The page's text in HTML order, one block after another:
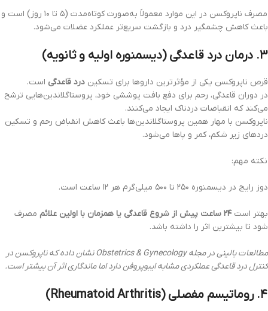
مصرف ناپروکسن در این موارد معمولاً به‌صورت کوتاه‌مدت (۵ تا ۱۰ روز) است و
باعث کاهش چشمگیر درد و بازگشت سریع‌تر عملکرد عضلات می‌شود.
۳. درمان درد قاعدگی (دیسمنوره اولیه و ثانویه)
قرص ناپروکسن یکی از مؤثرترین داروها برای تسکین درد قاعدگی است.
در دوران قاعدگی، رحم برای دفع بافت پوششی خود، پروستاگلاندین‌هایی ترشح
می‌کند که انقباضات دردناک ایجاد می‌کنند.
ناپروکسن با مهار همین پروستاگلاندین‌ها باعث کاهش انقباض رحم و تسکین
دردهای زیر شکم، کمر و پاها می‌شود.
نکته مهم:
دوز رایج در دیسمنوره ۲۵۰ تا ۵۰۰ میلی‌گرم هر ۱۲ ساعت است.
بهتر است ۲۴ ساعت پیش از شروع قاعدگی یا همزمان با اولین علائم
مصرف
شود تا بیشترین اثر را داشته باشد.
مطالعات بالینی در مجله Obstetrics & Gynecology نشان داده که ناپروکسن در
کنترل درد قاعدگی عملکردی مشابه ایبوپروفن دارد اما ماندگاری اثر آن بیشتر است.